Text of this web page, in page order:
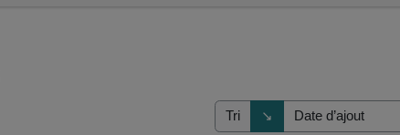
Tri ↘
Direction de tri